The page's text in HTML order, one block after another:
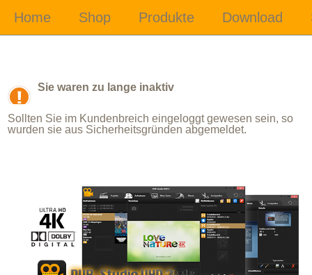
Sie waren zu lange inaktiv
Sollten Sie im Kundenbreich eingeloggt gewesen sein, so
wurden sie aus Sicherheitsgründen abgemeldet.